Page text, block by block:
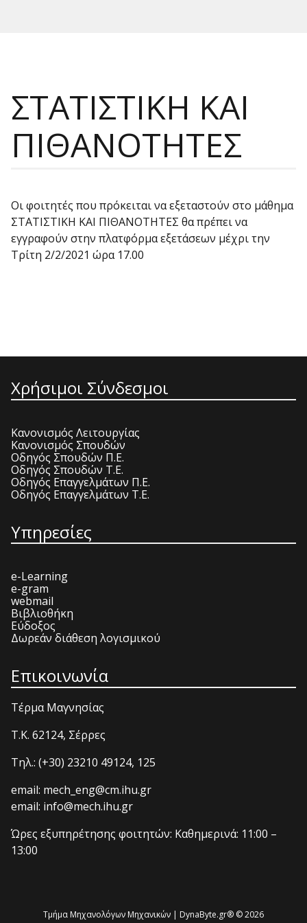
ΣΤΑΤΙΣΤΙΚΗ ΚΑΙ
ΠΙΘΑΝΟΤΗΤΕΣ
Οι φοιτητές που πρόκειται να εξεταστούν στο μάθημα
ΣΤΑΤΙΣΤΙΚΗ ΚΑΙ ΠΙΘΑΝΟΤΗΤΕΣ θα πρέπει να
εγγραφούν στην πλατφόρμα εξετάσεων μέχρι την
Τρίτη 2/2/2021 ώρα 17.00
Χρήσιμοι Σύνδεσμοι
Κανονισμός Λειτουργίας
Κανονισμός Σπουδών
Οδηγός Σπουδών Π.Ε.
Οδηγός Σπουδών Τ.Ε.
Οδηγός Επαγγελμάτων Π.Ε.
Οδηγός Επαγγελμάτων Τ.Ε.
Υπηρεσίες
e-Learning
e-gram
webmail
Βιβλιοθήκη
Εύδοξος
Δωρεάν διάθεση λογισμικού
Επικοινωνία
Τέρμα Μαγνησίας
T.K. 62124, Σέρρες
Τηλ.: (+30) 23210 49124, 125
email: mech_eng@cm.ihu.gr
email: info@mech.ihu.gr
Ώρες εξυπηρέτησης φοιτητών: Καθημερινά: 11:00 –
13:00
Τμήμα Μηχανολόγων Μηχανικών | DynaByte.gr® © 2026